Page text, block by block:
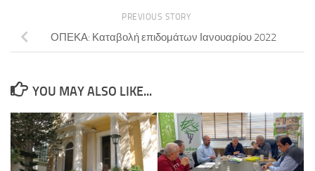
PREVIOUS STORY
ΟΠΕΚΑ: Καταβολή επιδομάτων Ιανουαρίου 2022
YOU MAY ALSO LIKE...